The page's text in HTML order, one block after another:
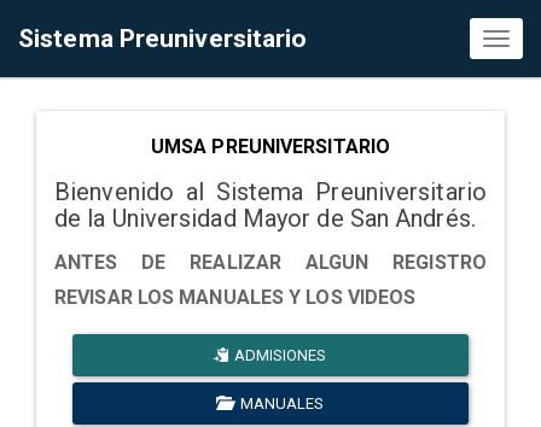
Sistema Preuniversitario
UMSA PREUNIVERSITARIO
Bienvenido al Sistema Preuniversitario
de la Universidad Mayor de San Andrés.
ANTES DE REALIZAR ALGUN REGISTRO
REVISAR LOS MANUALES Y LOS VIDEOS
ADMISIONES
MANUALES